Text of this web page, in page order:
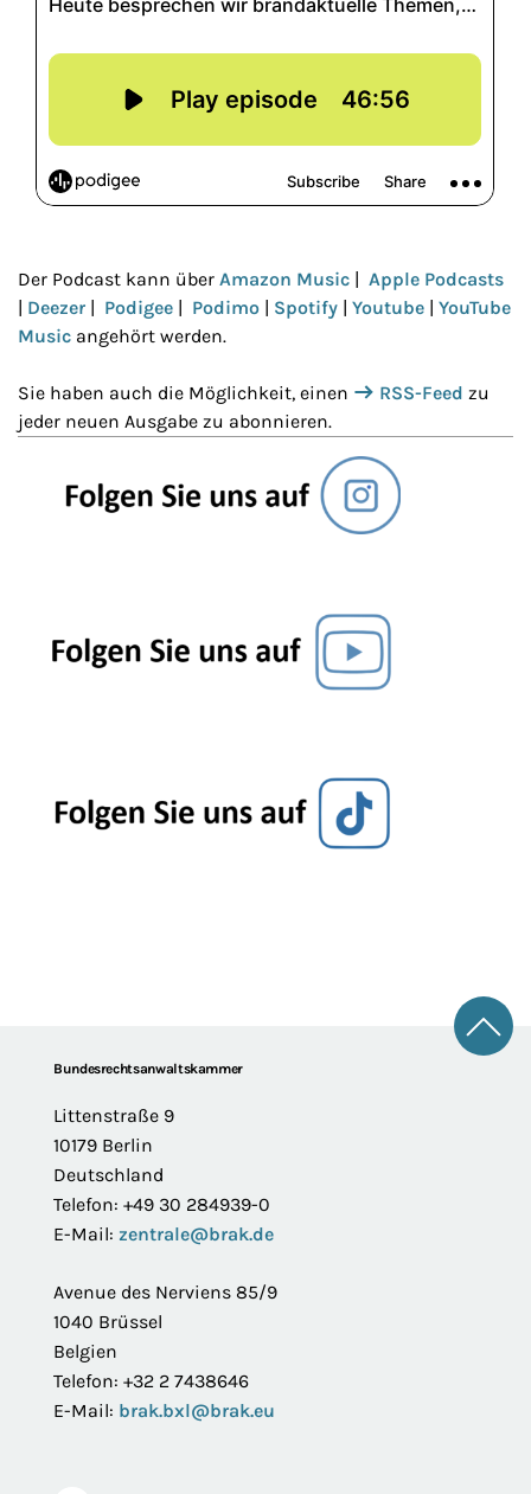
Der Podcast kann über Amazon Music | Apple Podcasts
| Deezer | Podigee | Podimo | Spotify | Youtube | YouTube
Music angehört werden.
Sie haben auch die Möglichkeit, einen RSS-Feed zu
jeder neuen Ausgabe zu abonnieren.
FooterBundesrechtsanwaltskammer
Littenstraße 9
10179 Berlin
Deutschland
Telefon: +49 30 284939-0
E-Mail: zentrale@brak.de
Avenue des Nerviens 85/9
1040 Brüssel
Belgien
Telefon: +32 2 7438646
E-Mail: brak.bxl@brak.eu